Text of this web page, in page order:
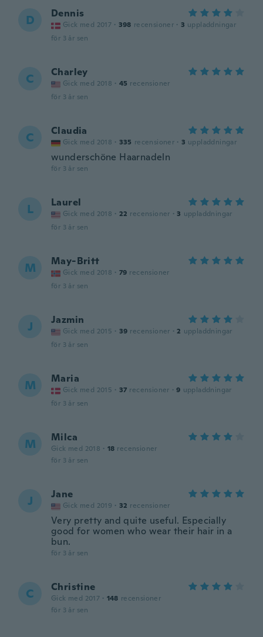
D Dennis
Gick med 2017 · 398 recensioner · 3 uppladdningar
för 3 år sen
C Charley
Gick med 2018 · 45 recensioner
för 3 år sen
C Claudia
Gick med 2018 · 335 recensioner · 3 uppladdningar
wunderschöne Haarnadeln
för 3 år sen
L Laurel
Gick med 2018 · 22 recensioner · 3 uppladdningar
för 3 år sen
M May-Britt
Gick med 2018 · 79 recensioner
för 3 år sen
J Jazmin
Gick med 2015 · 39 recensioner · 2 uppladdningar
för 3 år sen
M Maria
Gick med 2015 · 37 recensioner · 9 uppladdningar
för 3 år sen
M Milca
Gick med 2018 · 18 recensioner
för 3 år sen
J Jane
Gick med 2019 · 32 recensioner
Very pretty and quite useful. Especially
good for women who wear their hair in a
bun.
för 3 år sen
C Christine
Gick med 2017 · 148 recensioner
för 3 år sen